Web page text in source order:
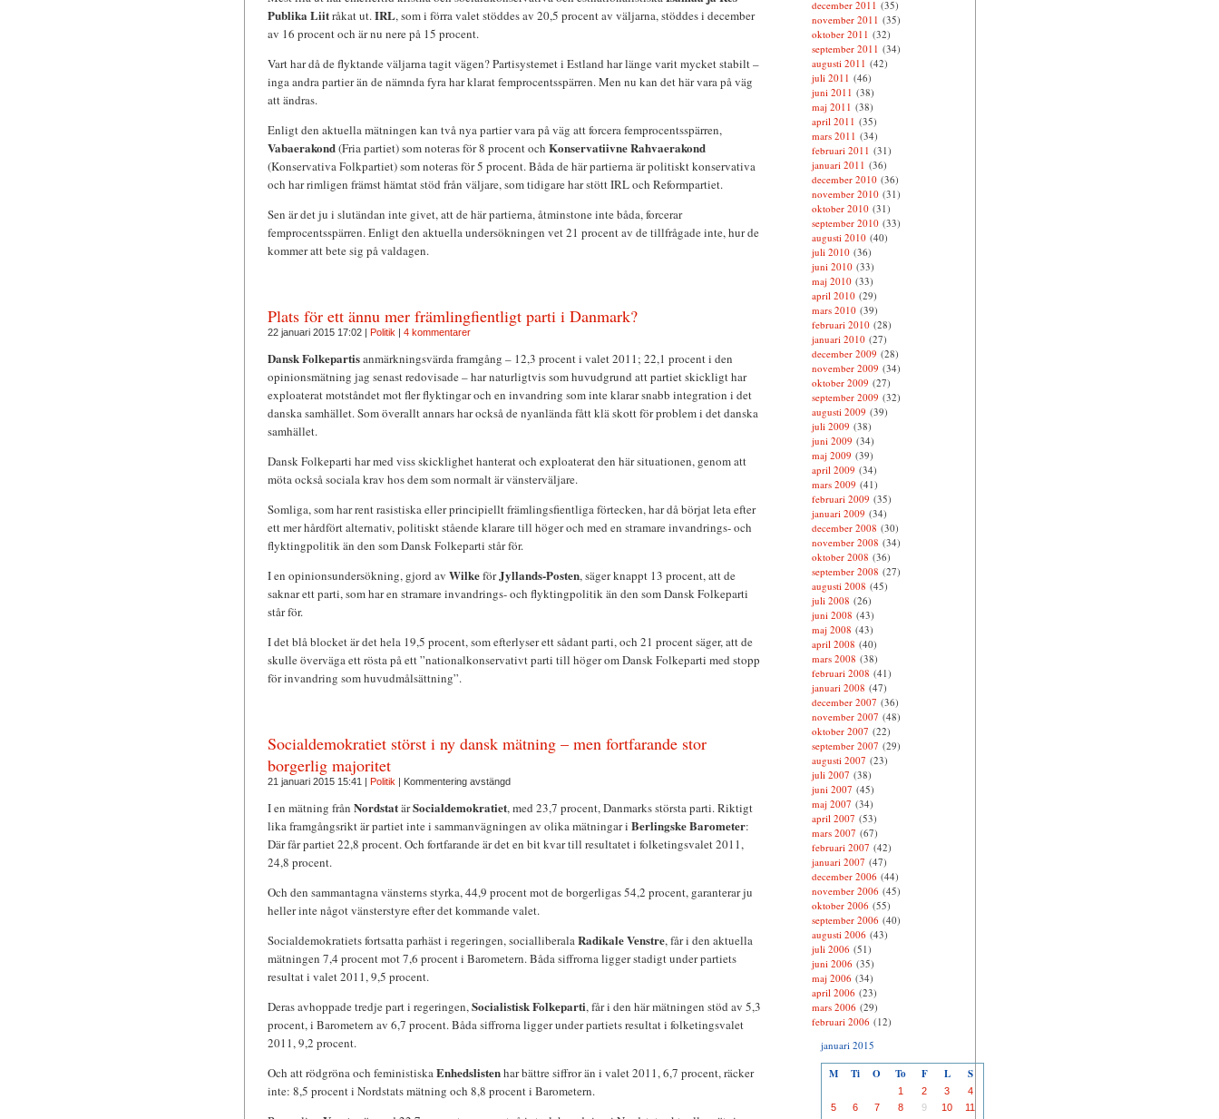
Publika Liitråkat ut.IRL, som i förra valet stöddes av 20,5 procent av väljarna, stöddes i december
av 16 procent och är nu nere på 15 procent.
Vart har då de flyktande väljarna tagit vägen? Partisystemet i Estland har länge varit mycket stabilt –
inga andra partier än de nämnda fyra har klarat femprocentsspärren. Men nu kan det här vara på väg
att ändras.
Enligt den aktuella mätningen kan två nya partier vara på väg att forcera femprocentsspärren,
Vabaerakond(Fria partiet) som noteras för 8 procent och Konservatiivne Rahvaerakond
(Konservativa Folkpartiet) som noteras för 5 procent. Båda de här partierna är politiskt konservativa
och har rimligen främst hämtat stöd från väljare, som tidigare har stött IRL och Reformpartiet.
Sen är det ju i slutändan inte givet, att de här partierna, åtminstone inte båda, forcerar
femprocentsspärren. Enligt den aktuella undersökningen vet 21 procent av de tillfrågade inte, hur de
kommer att bete sig på valdagen.
Plats för ett ännu mer främlingfientligt parti i Danmark?
22 januari 2015 17:02 | Politik | 4 kommentarer
Dansk Folkepartisanmärkningsvärda framgång – 12,3 procent i valet 2011; 22,1 procent i den
opinionsmätning jag senast redovisade – har naturligtvis som huvudgrund att partiet skickligt har
exploaterat motståndet mot fler flyktingar och en invandring som inte klarar snabb integration i det
danska samhället. Som överallt annars har också de nyanlända fått klä skott för problem i det danska
samhället.
Dansk Folkeparti har med viss skicklighet hanterat och exploaterat den här situationen, genom att
möta också sociala krav hos dem som normalt är vänsterväljare.
Somliga, som har rent rasistiska eller principiellt främlingsfientliga förtecken, har då börjat leta efter
ett mer hårdfört alternativ, politiskt stående klarare till höger och med en stramare invandrings- och
flyktingpolitik än den som Dansk Folkeparti står för.
I en opinionsundersökning, gjord av WilkeförJyllands-Posten, säger knappt 13 procent, att de
saknar ett parti, som har en stramare invandrings- och flyktingpolitik än den som Dansk Folkeparti
står för.
I det blå blocket är det hela 19,5 procent, som efterlyser ett sådant parti, och 21 procent säger, att de
skulle överväga ett rösta på ett ”nationalkonservativt parti till höger om Dansk Folkeparti med stopp
för invandring som huvudmålsättning”.
Socialdemokratiet störst i ny dansk mätning – men fortfarande stor
borgerlig majoritet
21 januari 2015 15:41 | Politik | Kommentering avstängd
I en mätning från NordstatärSocialdemokratiet, med 23,7 procent, Danmarks största parti. Riktigt
lika framgångsrikt är partiet inte i sammanvägningen av olika mätningar i Berlingske Barometer:
Där får partiet 22,8 procent. Och fortfarande är det en bit kvar till resultatet i folketingsvalet 2011,
24,8 procent.
Och den sammantagna vänsterns styrka, 44,9 procent mot de borgerligas 54,2 procent, garanterar ju
heller inte något vänsterstyre efter det kommande valet.
Socialdemokratiets fortsatta parhäst i regeringen, socialliberalaRadikale Venstre, får i den aktuella
mätningen 7,4 procent mot 7,6 procent i Barometern. Båda siffrorna ligger stadigt under partiets
resultat i valet 2011, 9,5 procent.
Deras avhoppade tredje part i regeringen,Socialistisk Folkeparti, får i den här mätningen stöd av 5,3
procent, i Barometern av 6,7 procent. Båda siffrorna ligger under partiets resultat i folketingsvalet
2011, 9,2 procent.
Och att rödgröna och feministiskaEnhedslistenhar bättre siffror än i valet 2011, 6,7 procent, räcker
inte: 8,5 procent i Nordstats mätning och 8,8 procent i Barometern.
december 2011 (35)
november 2011 (35)
oktober 2011 (32)
september 2011 (34)
augusti 2011 (42)
juli 2011 (46)
juni 2011 (38)
maj 2011 (38)
april 2011 (35)
mars 2011 (34)
februari 2011 (31)
januari 2011 (36)
december 2010(36)
november 2010(31)
oktober 2010(31)
september 2010(33)
augusti 2010(40)
juli 2010(36)
juni 2010(33)
maj 2010(33)
april 2010(29)
mars 2010(39)
februari 2010(28)
januari 2010(27)
december 2009 (28)
november 2009 (34)
oktober 2009 (27)
september 2009 (32)
augusti 2009 (39)
juli 2009 (38)
juni 2009 (34)
maj 2009 (39)
april 2009 (34)
mars 2009 (41)
februari 2009 (35)
januari 2009 (34)
december 2008 (30)
november 2008 (34)
oktober 2008 (36)
september 2008 (27)
augusti 2008 (45)
juli 2008 (26)
juni 2008 (43)
maj 2008 (43)
april 2008 (40)
mars 2008 (38)
februari 2008 (41)
januari 2008 (47)
december 2007 (36)
november 2007 (48)
oktober 2007 (22)
september 2007 (29)
augusti 2007 (23)
juli 2007 (38)
juni 2007 (45)
maj 2007 (34)
april 2007 (53)
mars 2007 (67)
februari 2007 (42)
januari 2007 (47)
december 2006(44)
november 2006(45)
oktober 2006(55)
september 2006(40)
augusti 2006(43)
juli 2006(51)
juni 2006(35)
maj 2006(34)
april 2006(23)
mars 2006(29)
februari 2006(12)
januari 2015
M Ti O To F L S
1 2 3
4
5
6 7 8 9 10
11